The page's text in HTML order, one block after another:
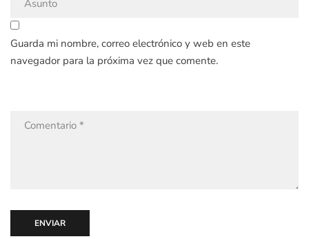
Guarda mi nombre, correo electrónico y web en este
navegador para la próxima vez que comente.
ENVIAR